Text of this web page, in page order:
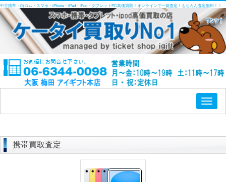
中古携帯・白ロム・スマホ・iPhone・iPad・iPod・タブレットPC高価買取！オンラインで一発査定！もちろん査定無料！！
携帯買取査定